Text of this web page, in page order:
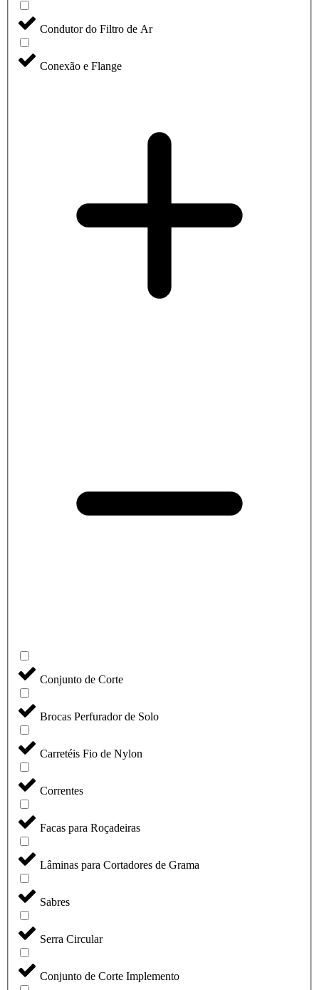
Condutor do Filtro de Ar
Conexão e Flange
Conjunto de Corte
Brocas Perfurador de Solo
Carretéis Fio de Nylon
Correntes
Facas para Roçadeiras
Lâminas para Cortadores de Grama
Sabres
Serra Circular
Conjunto de Corte Implemento